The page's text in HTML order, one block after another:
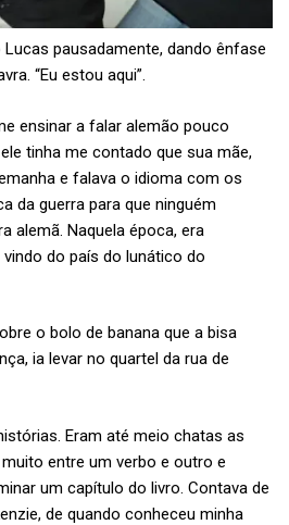
Lucas pausadamente, dando ênfase
“Eu estou aqui”.
ensinar a falar alemão pouco
tinha me contado que sua mãe,
e falava o idioma com os
da guerra para que ninguém
alemã. Naquela época, era
do país do lunático do
o bolo de banana que a bisa
ia levar no quartel da rua de
Eram até meio chatas as
entre um verbo e outro e
um capítulo do livro. Contava de
de quando conheceu minha